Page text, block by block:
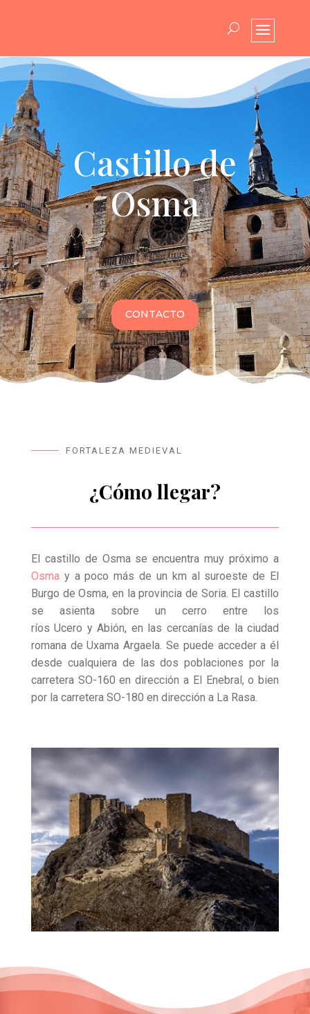
Castillo de
Osma
CONTACTO
FORTALEZA MEDIEVAL
¿Cómo llegar?
El castillo de Osma se encuentra muy próximo a
Osmay a poco más de un km al suroeste de El
Burgo de Osma, en la provincia de Soria. El castillo
se asienta sobre un cerro entre los
ríos Ucero y Abión, en las cercanías de la ciudad
romana de Uxama Argaela. Se puede acceder a él
desde cualquiera de las dos poblaciones por la
carretera SO-160 en dirección a El Enebral, o bien
por la carretera SO-180 en dirección a La Rasa.